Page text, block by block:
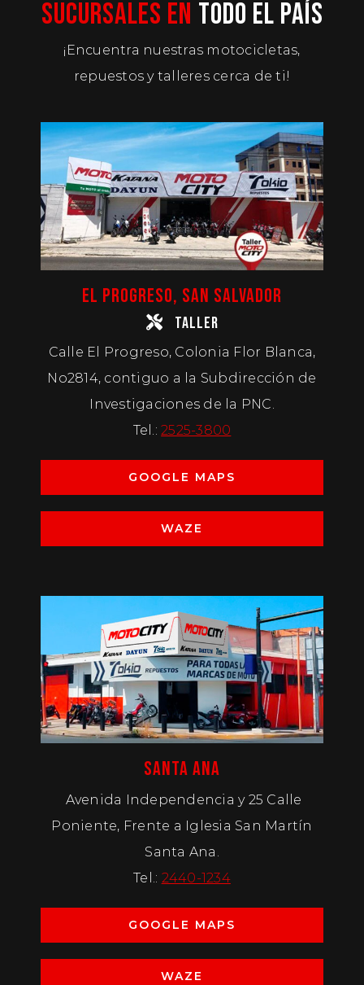
SUCURSALES EN TODO EL PAÍS
¡Encuentra nuestras motocicletas,
repuestos y talleres cerca de ti!
EL PROGRESO, SAN SALVADOR
TALLER
Calle El Progreso, Colonia Flor Blanca,
No2814, contiguo a la Subdirección de
Investigaciones de la PNC.
Tel.:2525-3800
GOOGLE MAPS
WAZE
SANTA ANA
Avenida Independencia y 25 Calle
Poniente, Frente a Iglesia San Martín
Santa Ana.
Tel.: 2440-1234
GOOGLE MAPS
WAZE